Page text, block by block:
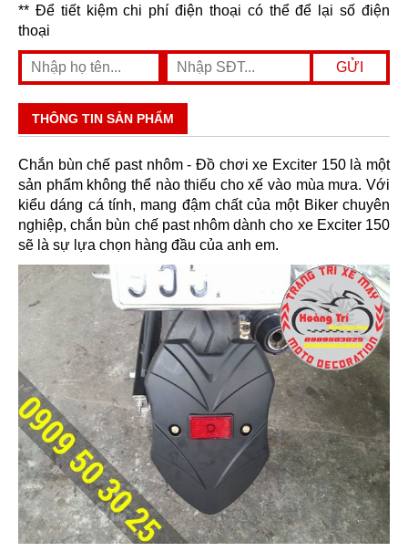
** Để tiết kiệm chi phí điện thoại có thể để lại số điện
thoại
THÔNG TIN SẢN PHẨM
Chắn bùn chế past nhôm - Đồ chơi xe Exciter 150 là một
sản phẩm không thể nào thiếu cho xế vào mùa mưa. Với
kiểu dáng cá tính, mang đậm chất của một Biker chuyên
nghiệp, chắn bùn chế past nhôm dành cho xe Exciter 150
sẽ là sự lựa chọn hàng đầu của anh em.